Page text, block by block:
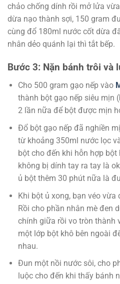
chảo chống dính rồi mở lửa
dừa nạo thành sợi, 150 gram
cùng đổ 180ml nước cốt dừa
nhân dẻo quánh lại thì tắt bếp.
Bước 3: Nặn bánh trôi và
Cho 500 gram gạo nếp vào
thành bột gạo nếp siêu mịn
2 lần nữa để bột được mịn
Đổ bột gạo nếp đã nghiền
từ khoảng 350ml nước lọc
bột cho đến khi hỗn hợp
không bị dính tay ra tay là
ủ bột thêm 30 phút nữa là
Khi bột ủ xong, bạn véo
Rồi cho phần nhân mè đen
chính giữa rồi vo tròn thành
một lớp bột khô bên ngoài
nhau.
Đun một nồi nước sôi, cho
luộc cho đến khi thấy bánh